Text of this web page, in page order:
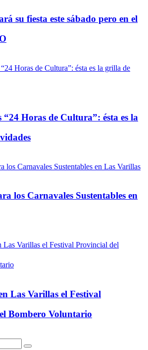
su fiesta este sábado pero en el
“24 Horas de Cultura”: ésta es la
los Carnavales Sustentables en
Las Varillas el Festival
Bombero Voluntario